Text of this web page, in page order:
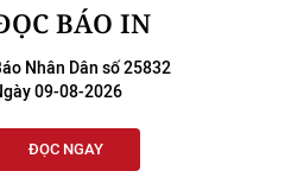
BÁO IN
Nhân Dân số 25832
09-08-2026
ĐỌC NGAY